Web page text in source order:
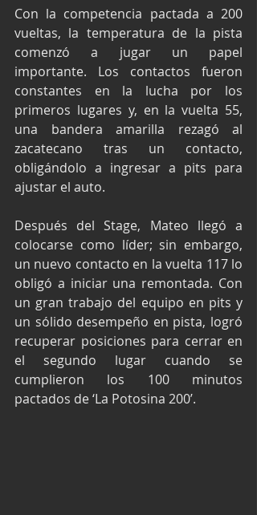
Con la competencia pactada a 200
vueltas, la temperatura de la pista
comenzó a jugar un papel
importante. Los contactos fueron
constantes en la lucha por los
primeros lugares y, en la vuelta 55,
una bandera amarilla rezagó al
zacatecano tras un contacto,
obligándolo a ingresar a pits para
ajustar el auto.
Después del Stage, Mateo llegó a
colocarse como líder; sin embargo,
un nuevo contacto en la vuelta 117 lo
obligó a iniciar una remontada. Con
un gran trabajo del equipo en pits y
un sólido desempeño en pista, logró
recuperar posiciones para cerrar en
el segundo lugar cuando se
cumplieron los 100 minutos
pactados de ‘La Potosina 200’.